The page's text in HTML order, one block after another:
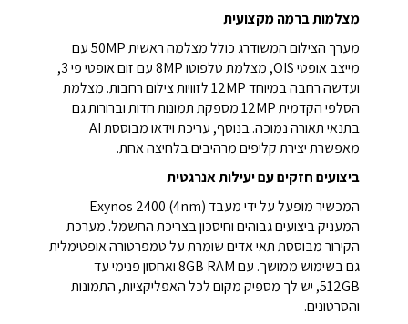
מצלמות ברמה מקצועית
מערך הצילום המשודרג כולל מצלמה ראשית 50MP עם
מייצב אופטי OIS, מצלמת טלפוטו 8MP עם זום אופטי פי 3,
ועדשה רחבה במיוחד 12MP לזוויות צילום רחבות. מצלמת
הסלפי הקדמית 12MP מספקת תמונות חדות וברורות גם
בתנאי תאורה נמוכה. בנוסף, עריכת וידאו מבוססת AI
מאפשרת יצירת קליפים מרהיבים בלחיצה אחת.
ביצועים חזקים עם יעילות אנרגטית
המכשיר מופעל על ידי מעבד Exynos 2400 (4nm)
המעניק ביצועים גבוהים וחיסכון בצריכת החשמל. מערכת
הקירור מבוססת תאי אדים שומרת על טמפרטורה אופטימלית
גם בשימוש ממושך. עם 8GB RAM ואחסון פנימי עד
512GB, יש לך מספיק מקום לכל האפליקציות, התמונות
והסרטונים.